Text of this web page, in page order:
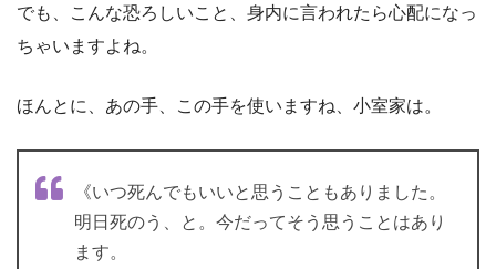
でも、こんな恐ろしいこと、身内に言われたら心配になっ
ちゃいますよね。
ほんとに、あの手、この手を使いますね、小室家は。
《いつ死んでもいいと思うこともありました。
明日死のう、と。今だってそう思うことはあり
ます。